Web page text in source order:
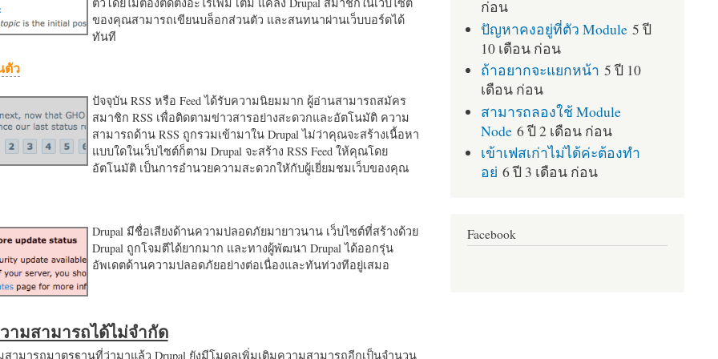
ของคุณสามารถเขียนบล็อกส่วนตัว และสนทนาผ่านเว็บบอร์ดได้
ทันที
ตัว
ปัจจุบัน RSS หรือ Feed ได้รับความนิยมมาก ผู้อ่านสามารถสมัคร
สมาชิก RSS เพื่อติดตามข่าวสารอย่างสะดวกและอัตโนมัติ ความ
สามารถด้าน RSS ถูกรวมเข้ามาใน Drupal ไม่ว่าคุณจะสร้างเนื้อหา
แบบใดในเว็บไซต์ก็ตาม Drupal จะสร้าง RSS Feed ให้คุณโดย
อัตโนมัติ เป็นการอำนวยความสะดวกใหักับผู้เยี่ยมชมเว็บของคุณ
Drupal มีชื่อเสียงด้านความปลอดภัยมายาวนาน เว็บไซต์ที่สร้างด้วย
Drupal ถูกโจมตีได้ยากมาก และทางผู้พัฒนา Drupal ได้ออกรุ่น
อัพเดตด้านความปลอดภัยอย่างต่อเนื่องและทันท่วงทีอยู่เสมอ
ามสามารถได้ไม่จำกัด
ามารถมาตรฐานที่ว่ามาแล้ว Drupal ยังมีโมดูลเพิ่มเติมความสามารถอีกเป็นจำนวน
ก่อน
ปัญหาคงอยู่ที่ตัว Module 5 ปี
10 เดือน ก่อน
ถ้าอยากจะแยกหน้า 5 ปี 10
เดือน ก่อน
สามารถลองใช้ Module
Node 6 ปี 2 เดือน ก่อน
เข้าเฟสเก่าไม่ได้ค่ะต้องทำ
อย่ 6 ปี 3 เดือน ก่อน
Facebook